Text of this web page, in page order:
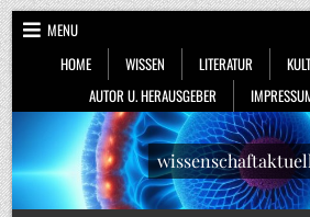
Skip
to
content
MENU
HOME
WISSEN LITERATUR
AUTOR U. HERAUSGEBER